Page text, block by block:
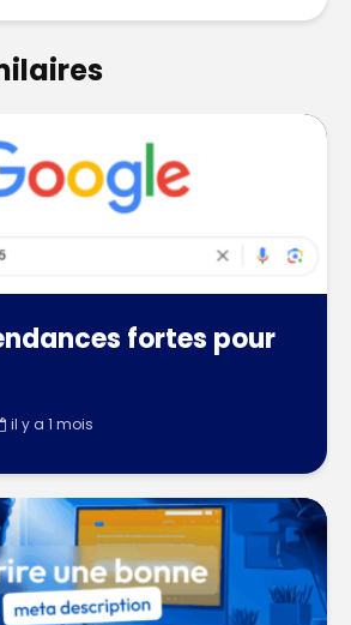
fortes pour
il y a 1 mois